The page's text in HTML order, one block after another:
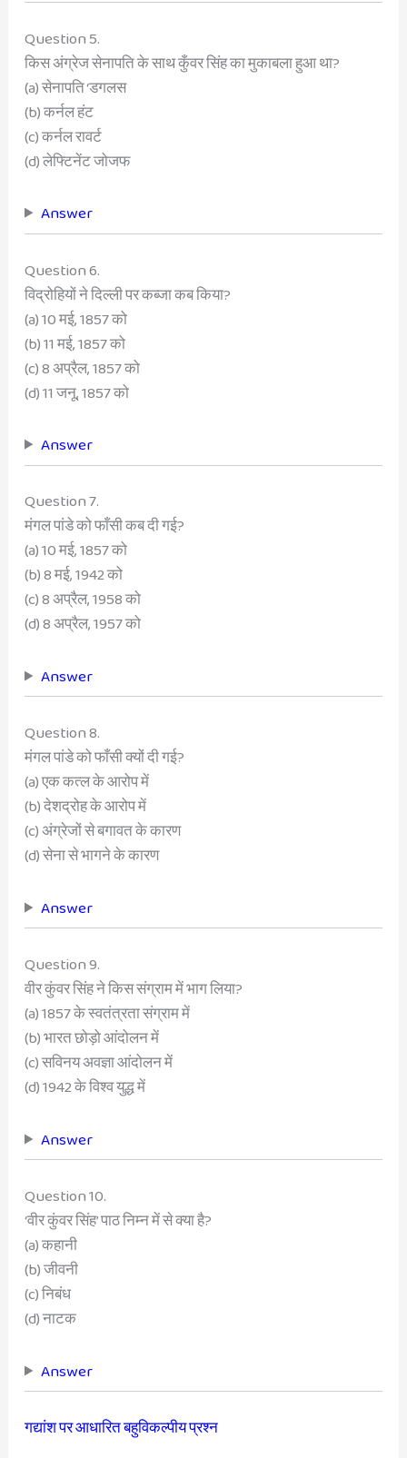
Question 5.
किस अंग्रेज सेनापति के साथ कुँवर सिंह का मुकाबला हुआ था?
(a) सेनापति ‘डगलस
(b) कर्नल हंट
(c) कर्नल रावर्ट
(d) लेफ्टिनेंट जोजफ
Answer
Question 6.
विद्रोहियों ने दिल्ली पर कब्जा कब किया?
(a) 10 मई, 1857 को
(b) 11 मई, 1857 को
(c) 8 अप्रैल, 1857 को
(d) 11 जनू, 1857 को
Answer
Question 7.
मंगल पांडे को फाँसी कब दी गई?
(a) 10 मई, 1857 को
(b) 8 मई, 1942 को
(c) 8 अप्रैल, 1958 को
(d) 8 अप्रैल, 1957 को
Answer
Question 8.
मंगल पांडे को फाँसी क्यों दी गई?
(a) एक कत्ल के आरोप में
(b) देशद्रोह के आरोप में
(c) अंग्रेजों से बगावत के कारण
(d) सेना से भागने के कारण
Answer
Question 9.
वीर कुंवर सिंह ने किस संग्राम में भाग लिया?
(a) 1857 के स्वतंत्रता संग्राम में
(b) भारत छोड़ो आंदोलन में
(c) सविनय अवज्ञा आंदोलन में
(d) 1942 के विश्व युद्ध में
Answer
Question 10.
‘वीर कुंवर सिंह’ पाठ निम्न में से क्या है?
(a) कहानी
(b) जीवनी
(c) निबंध
(d) नाटक
Answer
गद्यांश पर आधारित बहुविकल्पीय प्रश्न